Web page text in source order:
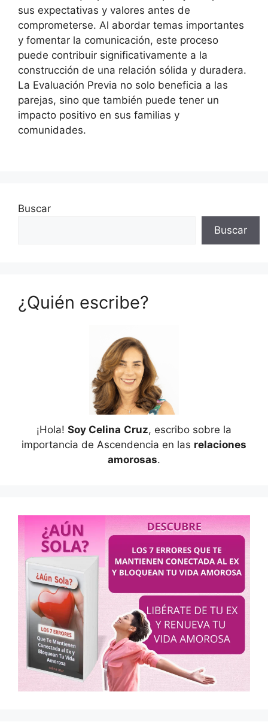
sus expectativas y valores antes de
comprometerse. Al abordar temas importantes
y fomentar la comunicación, este proceso
puede contribuir significativamente a la
construcción de una relación sólida y duradera.
La Evaluación Previa no solo beneficia a las
parejas, sino que también puede tener un
impacto positivo en sus familias y
comunidades.
Buscar
Buscar
¿Quién escribe?
¡Hola! Soy Celina Cruz, escribo sobre la
importancia de Ascendencia en las relaciones
amorosas.